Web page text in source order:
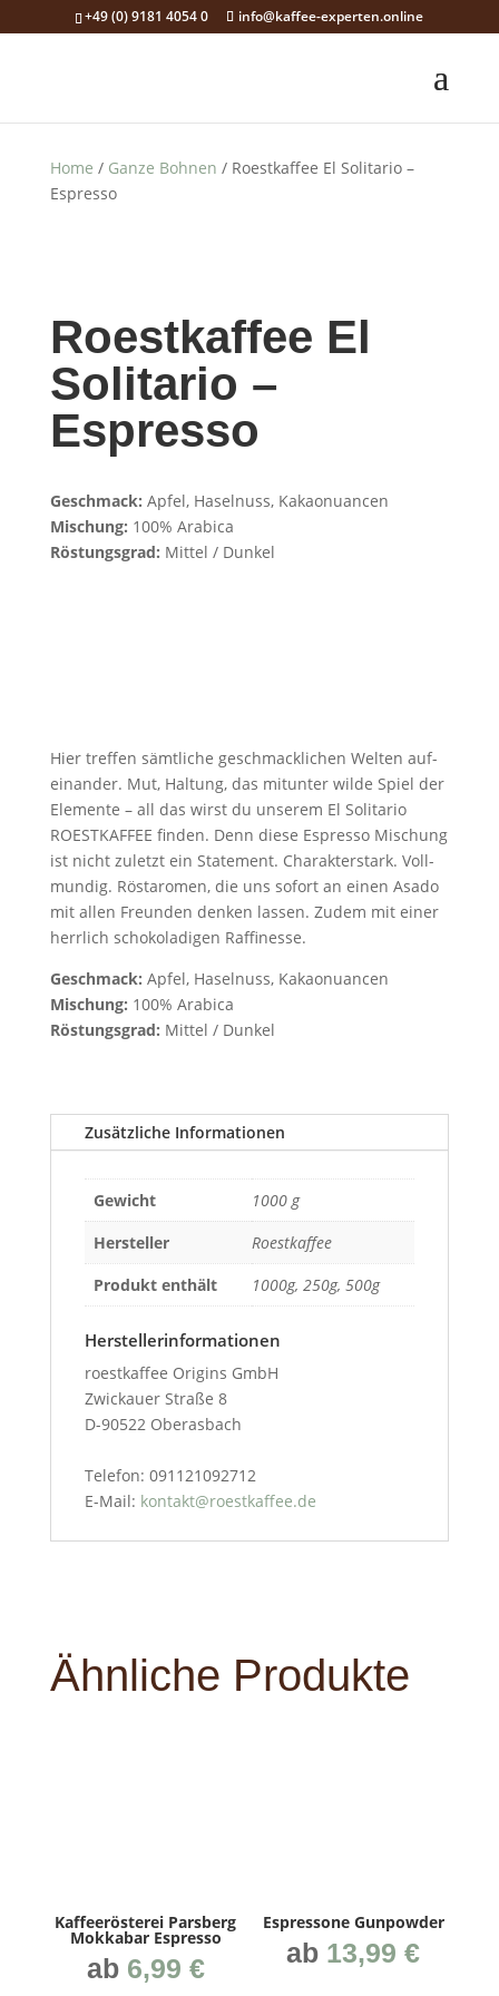
+49 (0) 9181 4054 0 info@kaffee-experten.online
Home / Ganze Bohnen / Roest­kaf­fee El Soli­ta­rio –
Espresso
Roest­kaf­fee El
Soli­ta­rio –
Espresso
Geschmack: Apfel, Haselnuss, Kakaonuancen
Mischung: 100% Arabica
Röstungsgrad: Mittel / Dunkel
Hier tref­fen sämt­li­che geschmack­li­chen Wel­ten auf­
ein­an­der. Mut, Hal­tung, das mit­un­ter wil­de Spiel der
Ele­men­te – all das wirst du unse­rem El Soli­ta­rio
ROESTKAFFEE fin­den. Denn die­se Espres­so Mischung
ist nicht zuletzt ein State­ment. Cha­rak­ter­stark. Voll­
mun­dig. Röst­aro­men, die uns sofort an einen Asa­do
mit allen Freun­den den­ken las­sen. Zudem mit einer
herr­lich scho­ko­la­di­gen Raffinesse.
Geschmack: Apfel, Hasel­nuss, Kakaonuancen
Mischung: 100% Arabica
Rös­tungs­grad: Mit­tel / Dunkel
Zusätzliche Informationen
Gewicht
1000 g
Hersteller
Roestkaffee
Produkt enthält
1000g, 250g, 500g
Herstellerinformationen
roestkaffee Origins GmbH
Zwickauer Straße 8
D-90522 Oberasbach
Telefon: 091121092712
E-Mail: kontakt@roestkaffee.de
Ähnliche Produkte
Kaf­fee­rös­te­rei Pars­berg
Mok­ka­bar Espresso
ab 6,99 €
Espres­so­ne Gunpowder
ab 13,99€